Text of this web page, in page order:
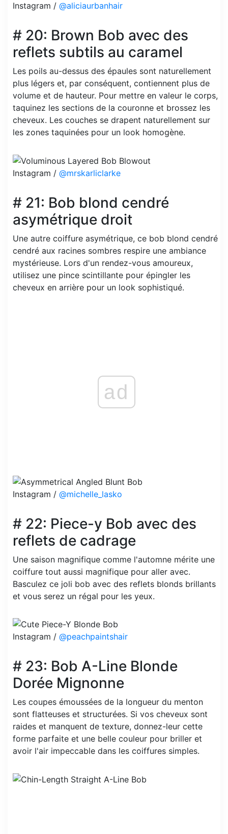
Instagram / @aliciaurbanhair
# 20: Brown Bob avec des
reflets subtils au caramel
Les poils au-dessus des épaules sont naturellement
plus légers et, par conséquent, contiennent plus de
volume et de hauteur. Pour mettre en valeur le corps,
taquinez les sections de la couronne et brossez les
cheveux. Les couches se drapent naturellement sur
les zones taquinées pour un look homogène.
Instagram / @mrskarliclarke
# 21: Bob blond cendré
asymétrique droit
Une autre coiffure asymétrique, ce bob blond cendré
cendré aux racines sombres respire une ambiance
mystérieuse. Lors d'un rendez-vous amoureux,
utilisez une pince scintillante pour épingler les
cheveux en arrière pour un look sophistiqué.
ad
Instagram / @michelle_lasko
# 22: Piece-y Bob avec des
reflets de cadrage
Une saison magnifique comme l'automne mérite une
coiffure tout aussi magnifique pour aller avec.
Basculez ce joli bob avec des reflets blonds brillants
et vous serez un régal pour les yeux.
Instagram / @peachpaintshair
# 23: Bob A-Line Blonde
Dorée Mignonne
Les coupes émoussées de la longueur du menton
sont flatteuses et structurées. Si vos cheveux sont
raides et manquent de texture, donnez-leur cette
forme parfaite et une belle couleur pour briller et
avoir l'air impeccable dans les coiffures simples.